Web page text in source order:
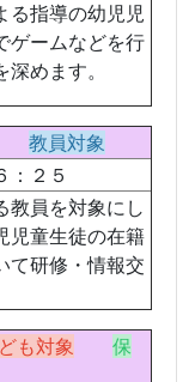
る指導の幼児児
ゲームなどを行
めます。
教員対象
：２５
教員を対象にし
児童生徒の在籍
て研修・情報交
も対象
保